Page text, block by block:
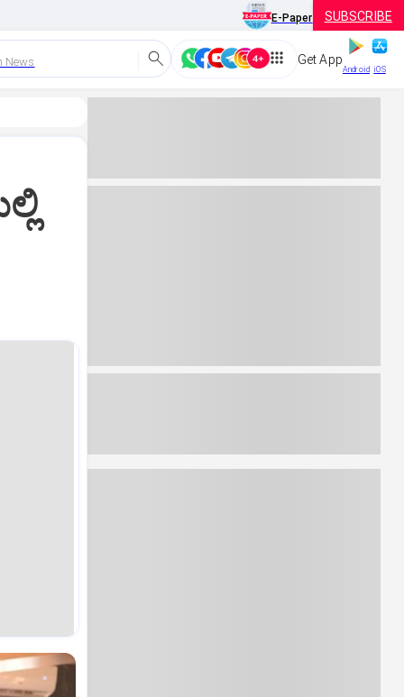
E-Paper SUBSCRIBE
News Get App
Android iOS